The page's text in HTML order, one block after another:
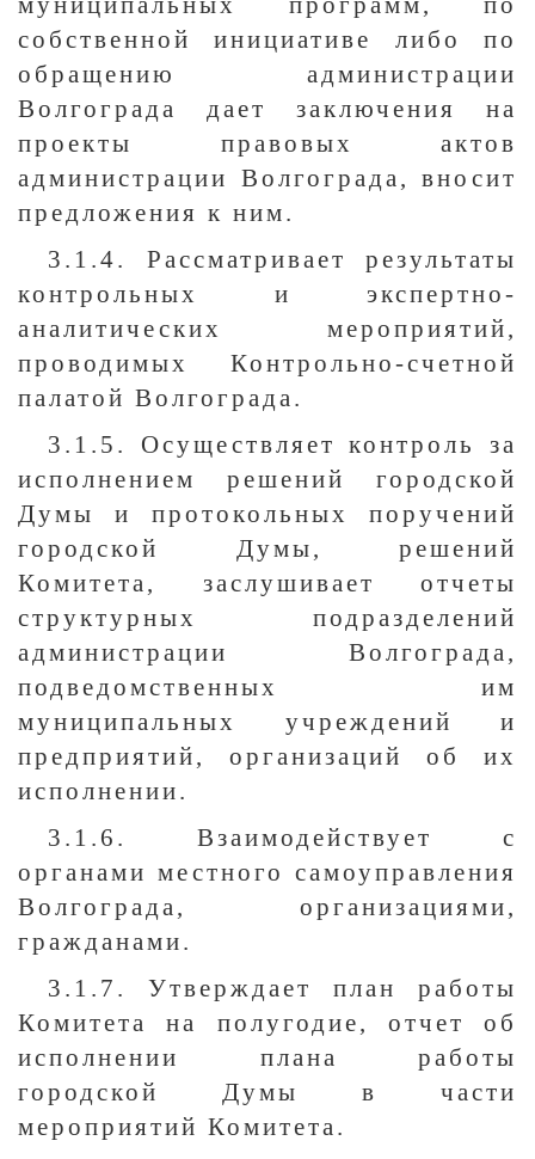
собственной инициативе либо по
обращению администрации
Волгограда дает заключения на
проекты правовых актов
администрации Волгограда, вносит
предложения к ним.
3.1.4. Рассматривает результаты
контрольных и экспертно-
аналитических мероприятий,
проводимых Контрольно-счетной
палатой Волгограда.
3.1.5. Осуществляет контроль за
исполнением решений городской
Думы и протокольных поручений
городской Думы, решений
Комитета, заслушивает отчеты
структурных подразделений
администрации Волгограда,
подведомственных им
муниципальных учреждений и
предприятий, организаций об их
исполнении.
3.1.6. Взаимодействует с
органами местного самоуправления
Волгограда, организациями,
гражданами.
3.1.7. Утверждает план работы
Комитета на полугодие, отчет об
исполнении плана работы
городской Думы в части
мероприятий Комитета.